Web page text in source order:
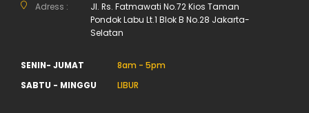
Adress :
Jl. Rs. Fatmawati No.72 Kios Taman
Pondok Labu Lt.1 Blok B No.28 Jakarta-
Selatan
SENIN- JUMAT
8am - 5pm
SABTU - MINGGU
LIBUR